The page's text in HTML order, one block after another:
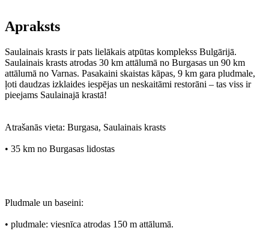
Apraksts
Saulainais krasts ir pats lielākais atpūtas komplekss Bulgārijā.
Saulainais krasts atrodas 30 km attālumā no Burgasas un 90 km
attālumā no Varnas. Pasakaini skaistas kāpas, 9 km gara pludmale,
ļoti daudzas izklaides iespējas un neskaitāmi restorāni – tas viss ir
pieejams Saulainajā krastā!
Atrašanās vieta: Burgasa, Saulainais krasts
• 35 km no Burgasas lidostas
Pludmale un baseini:
• pludmale: viesnīca atrodas 150 m attālumā.